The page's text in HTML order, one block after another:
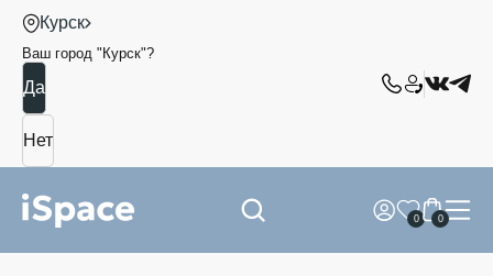
Курск
Ваш город " Курск"?
0 0